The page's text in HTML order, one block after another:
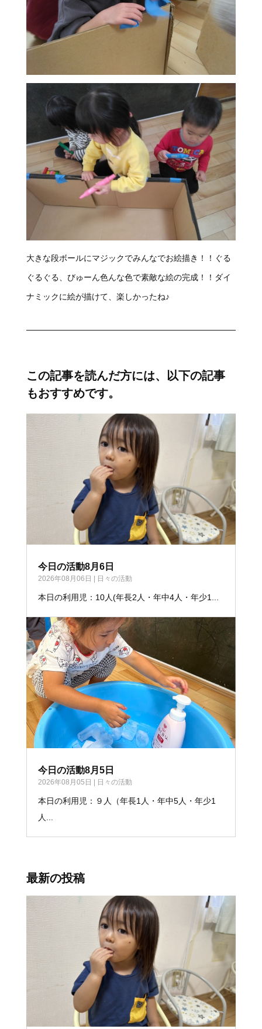
大きな段ボールにマジックでみんなでお絵描き！！ぐる
ぐるぐる、びゅーん色んな色で素敵な絵の完成！！ダイ
ナミックに絵が描けて、楽しかったね♪
この記事を読んだ方には、以下の記事
もおすすめです。
今日の活動8月6日
2026年08月06日 日々の活動
本日の利用児：10人(年長2人・年中4人・年少1...
今日の活動8月5日
2026年08月05日 日々の活動
本日の利用児：９人（年長1人・年中5人・年少1
人...
最新の投稿